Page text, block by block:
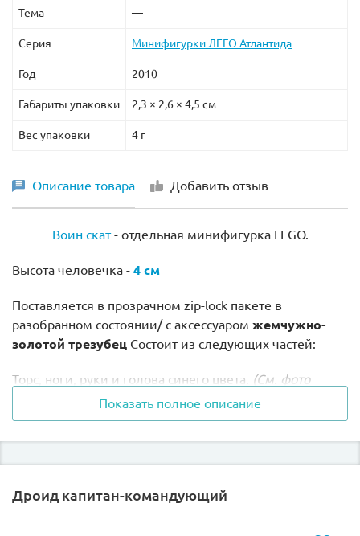
Тема —
Серия Минифигурки ЛЕГО Атлантида
Год 2010
Габариты упаковки 2,3 × 2,6 × 4,5 см
Вес упаковки 4 г
Описание товара Добавить отзыв
Воин скат- отдельная минифигурка LEGO.
Высота человечка - 4 см
Поставляется в прозрачном zip-lock пакете в
разобранном состоянии/ с аксессуаром жемчужно-
золотой трезубец Состоит из следующих частей:
Торс, ноги, руки и голова синего цвета.
(См. фото
Показать полное описание
Дроид капитан-командующий